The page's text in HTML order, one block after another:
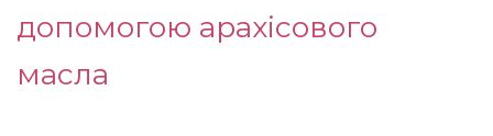
допомогою арахісового
масла